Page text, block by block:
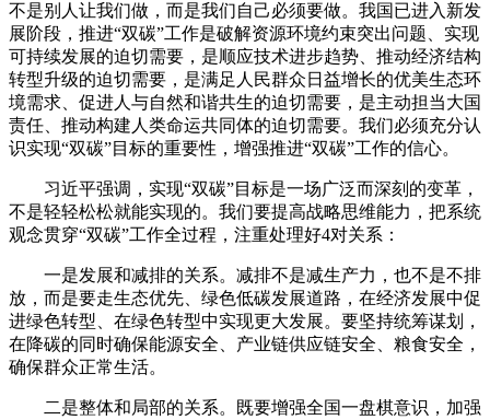
不是别人让我们做，而是我们自己必须要做。我国已进入新发
展阶段，推进“双碳”工作是破解资源环境约束突出问题、实现
可持续发展的迫切需要，是顺应技术进步趋势、推动经济结构
转型升级的迫切需要，是满足人民群众日益增长的优美生态环
境需求、促进人与自然和谐共生的迫切需要，是主动担当大国
责任、推动构建人类命运共同体的迫切需要。我们必须充分认
识实现“双碳”目标的重要性，增强推进“双碳”工作的信心。
习近平强调，实现“双碳”目标是一场广泛而深刻的变革，
不是轻轻松松就能实现的。我们要提高战略思维能力，把系统
观念贯穿“双碳”工作全过程，注重处理好4对关系：
一是发展和减排的关系。减排不是减生产力，也不是不排
放，而是要走生态优先、绿色低碳发展道路，在经济发展中促
进绿色转型、在绿色转型中实现更大发展。要坚持统筹谋划，
在降碳的同时确保能源安全、产业链供应链安全、粮食安全，
确保群众正常生活。
二是整体和局部的关系。既要增强全国一盘棋意识，加强